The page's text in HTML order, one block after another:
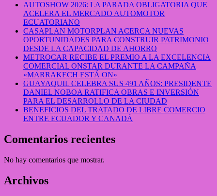
AUTOSHOW 2026: LA PARADA OBLIGATORIA QUE
ACELERA EL MERCADO AUTOMOTOR
ECUATORIANO
CASAPLAN MOTORPLAN ACERCA NUEVAS
OPORTUNIDADES PARA CONSTRUIR PATRIMONIO
DESDE LA CAPACIDAD DE AHORRO
METROCAR RECIBE EL PREMIO A LA EXCELENCIA
COMERCIAL ONSTAR DURANTE LA CAMPAÑA
«MARRAKECH ESTÁ ON»
GUAYAQUIL CELEBRA SUS 491 AÑOS: PRESIDENTE
DANIEL NOBOA RATIFICA OBRAS E INVERSIÓN
PARA EL DESARROLLO DE LA CIUDAD
BENEFICIOS DEL TRATADO DE LIBRE COMERCIO
ENTRE ECUADOR Y CANADÁ
Comentarios recientes
No hay comentarios que mostrar.
Archivos